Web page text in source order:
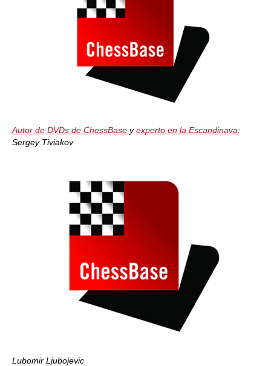
Autor de DVDs de ChessBase yexperto en la Escandinava:
Sergey Tiviakov
Lubomir Ljubojevic